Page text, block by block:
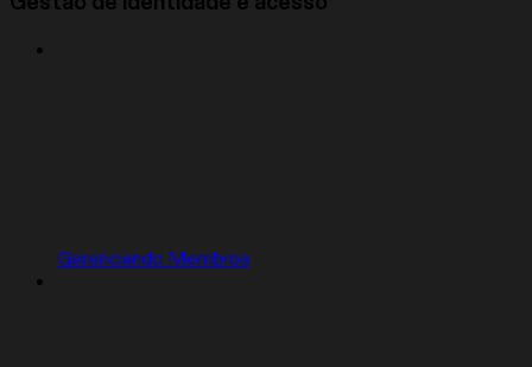
Gerenciando Membros